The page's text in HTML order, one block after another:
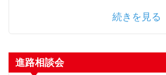
続きを見る
進路相談会